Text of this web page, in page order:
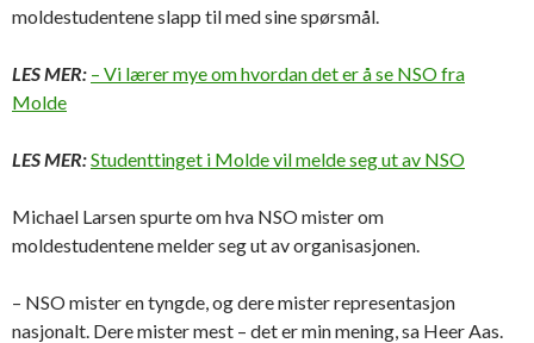
moldestudentene slapp til med sine spørsmål.
LES MER: – Vi lærer mye om hvordan det er å se NSO fra
Molde
LES MER:Studenttinget i Molde vil melde seg ut av NSO
Michael Larsen spurte om hva NSO mister om
moldestudentene melder seg ut av organisasjonen.
– NSO mister en tyngde, og dere mister representasjon
nasjonalt. Dere mister mest – det er min mening, sa Heer Aas.